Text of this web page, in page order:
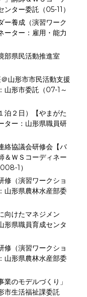
ター委託（05-11）
ー養成（演習ワーク
ーター：雇用・能力
部県民活動推進室
山形市市民活動支援
山形市委託（07-1～
泊２日）【やまがた
ター：山形県職員研
絡協議会研修会【バ
＆ＷＳコーディネー
1）
修（演習ワークショ
山形県農林水産部委
向けたマネジメン
形県職員育成センタ
修（演習ワークショ
山形県農林水産部委
業のモデルづくり」
市生活福祉課委託